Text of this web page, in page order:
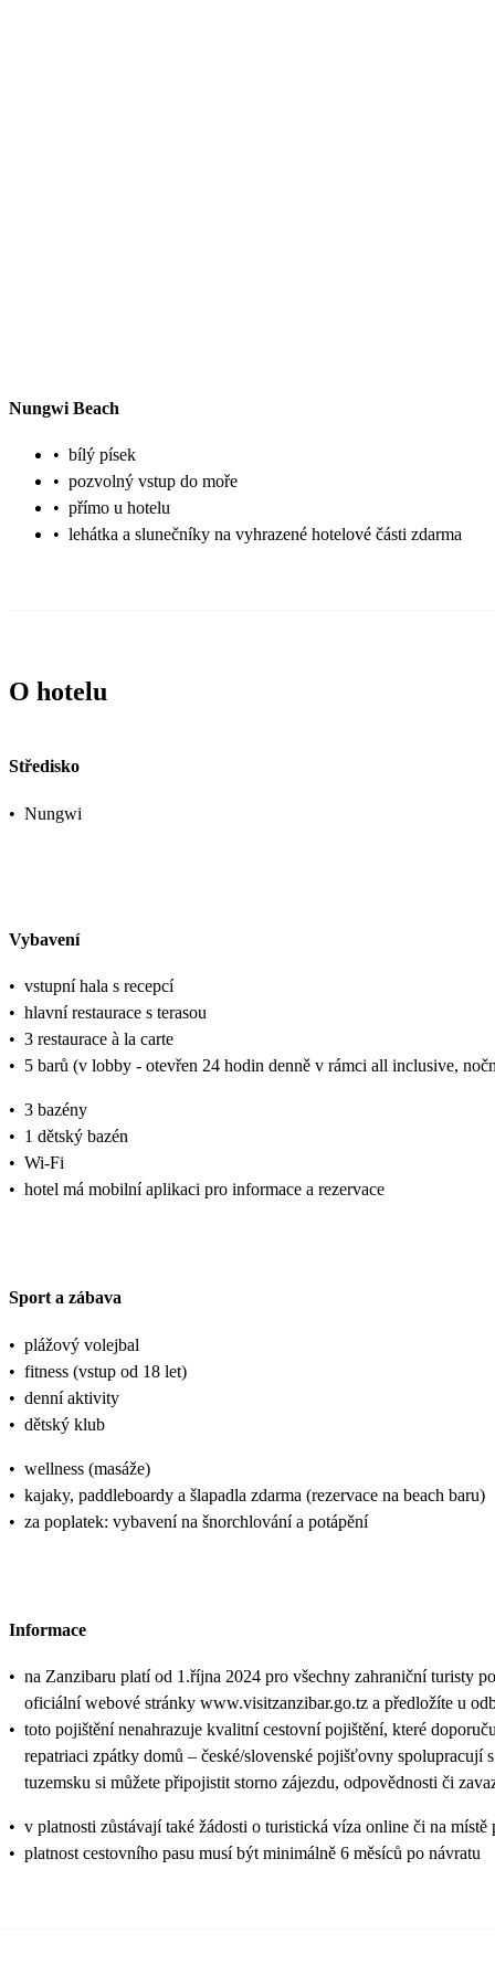
Nungwi Beach
• bílý písek
• pozvolný vstup do moře
• přímo u hotelu
• lehátka a slunečníky na vyhrazené hotelové části zdarma
O hotelu
Středisko
• Nungwi
Vybavení
• vstupní hala s recepcí
• hlavní restaurace s terasou
• 3 restaurace à la carte
• 5 barů (v lobby - otevřen 24 hodin denně v rámci all inclusive,
• 3 bazény
• 1 dětský bazén
• Wi-Fi
• hotel má mobilní aplikaci pro informace a rezervace
Sport a zábava
• plážový volejbal
• fitness (vstup od 18 let)
• denní aktivity
• dětský klub
• wellness (masáže)
• kajaky, paddleboardy a šlapadla zdarma (rezervace na beach baru)
• za poplatek: vybavení na šnorchlování a potápění
Informace
• na Zanzibaru platí od 1.října 2024 pro všechny zahraniční turisty
oficiální webové stránky www.visitzanzibar.go.tz a předložíte u
• toto pojištění nenahrazuje kvalitní cestovní pojištění, které
repatriaci zpátky domů – české/slovenské pojišťovny
tuzemsku si můžete připojistit storno zájezdu, odpovědnosti či
• v platnosti zůstávají také žádosti o turistická víza online či na
• platnost cestovního pasu musí být minimálně 6 měsíců po návratu